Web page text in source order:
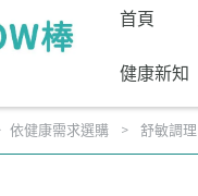
首頁
健康新知
依健康需求選購 舒敏調理